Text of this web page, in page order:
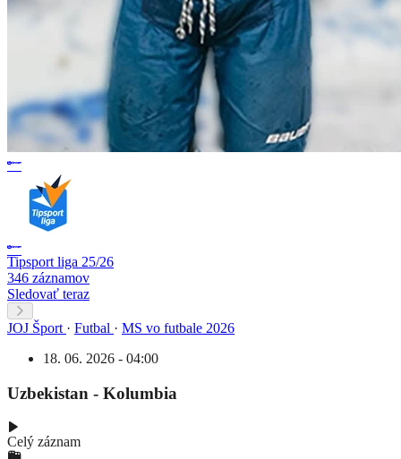
Tipsport liga 25/26
346 záznamov
Sledovať teraz
JOJ Šport · Futbal · MS vo futbale 2026
18. 06. 2026 - 04:00
Uzbekistan - Kolumbia
Celý záznam